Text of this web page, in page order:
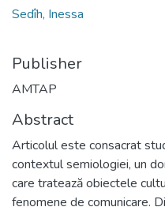
Sedîh, Inessa
Publisher
AMTAP
Abstract
Articolul este consacrat
contextul semiologiei, un
care tratează obiectele
fenomene de comunicare.